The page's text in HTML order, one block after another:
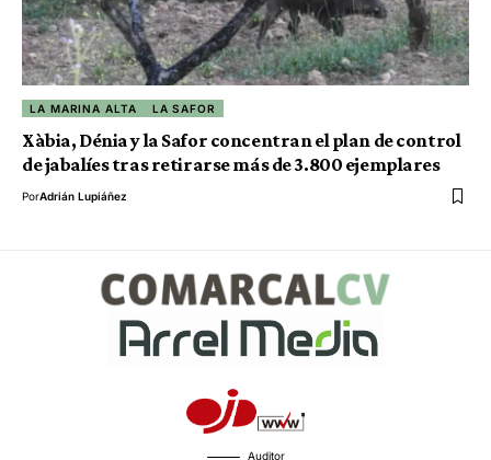
LA MARINA ALTA LA SAFOR
Xàbia, Dénia y la Safor concentran el plan de control
de jabalíes tras retirarse más de 3.800 ejemplares
PorAdrián Lupiáñez
Auditor